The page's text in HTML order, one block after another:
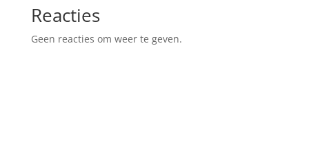
Reacties
Geen reacties om weer te geven.